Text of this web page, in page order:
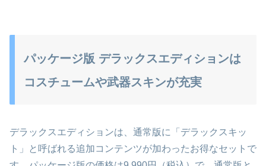
パッケージ版 デラックスエディションは
コスチュームや武器スキンが充実
デラックスエディションは、通常版に「デラックスキッ
ト」と呼ばれる追加コンテンツが加わったお得なセットで